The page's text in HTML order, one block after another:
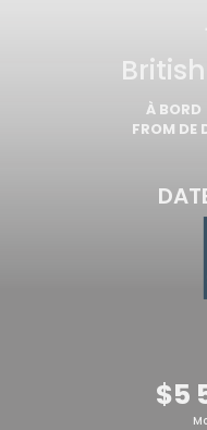
À BORD
FROM DE
$5